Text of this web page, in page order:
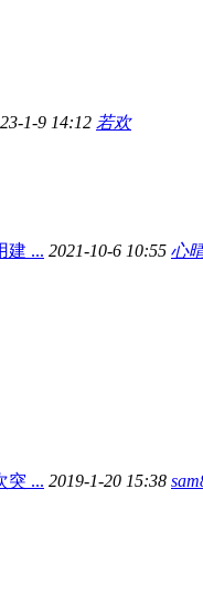
1-9 14:12 若欢
建 ... 2021-10-6 10:55 心
突 ... 2019-1-20 15:38